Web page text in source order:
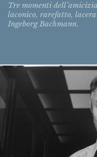
Tre momenti
laconico, rarefatto,
Ingeborg Bachmann.